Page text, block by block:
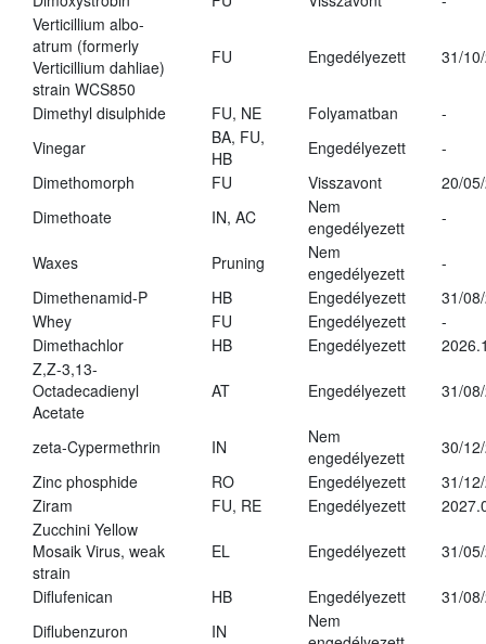
Verticillium albo-
atrum (formerly
Verticillium dahliae)
strain WCS850
FU Engedélyezett 31/
Dimethyl disulphide FU, NE Folyamatban
-
Vinegar
BA, FU,
HB
Engedélyezett
-
Dimethomorph
FU Visszavont
20/
Dimethoate
IN, AC
Nem
engedélyezett
-
Waxes Pruning
Nem
engedélyezett
-
Dimethenamid-P
HB Engedélyezett
31/
Whey
FU Engedélyezett
-
Dimethachlor
HB Engedélyezett
Z,Z-3,13-
Octadecadienyl
Acetate
AT Engedélyezett 31/
zeta-Cypermethrin IN
Nem
engedélyezett
30/
Zinc phosphide
RO Engedélyezett
31/
Ziram
FU, RE Engedélyezett
Zucchini Yellow
Mosaik Virus, weak
strain
EL Engedélyezett 31/
Diflufenican HB Engedélyezett
31/
Diflubenzuron
IN
Nem